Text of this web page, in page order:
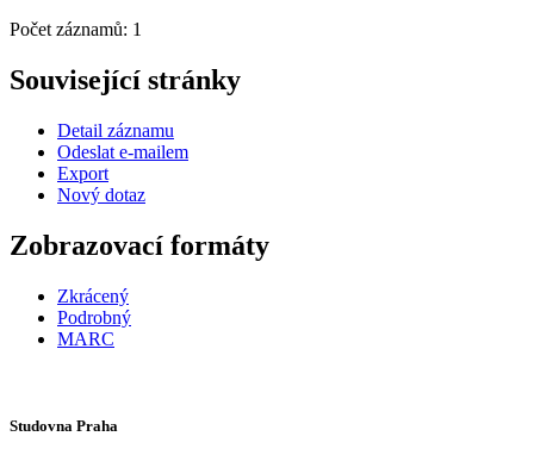
Počet záznamů: 1
Související stránky
Detail záznamu
Odeslat e-mailem
Export
Nový dotaz
Zobrazovací formáty
Zkrácený
Podrobný
MARC
Studovna Praha